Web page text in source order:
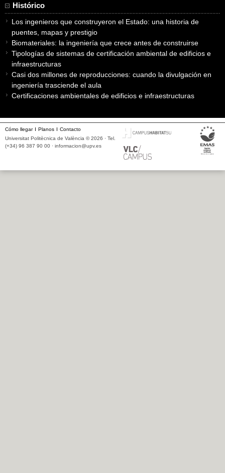
Histórico
Los ingenieros que construyeron el Estado: una historia de
puentes, mapas y prestigio
Biomateriales: la ingeniería que crece antes de construirse
Tipologías de sistemas de certificación ambiental de edificios e
infraestructuras
Casi dos millones de reproducciones: cuando la divulgación en
ingeniería trasciende el aula
Certificaciones ambientales de edificios e infraestructuras
Cómo llegar Planos
Contacto
Universitat Politècnica de València © 2026 · Tel.
(+34) 96 387 90 00 · informacion@upv.es